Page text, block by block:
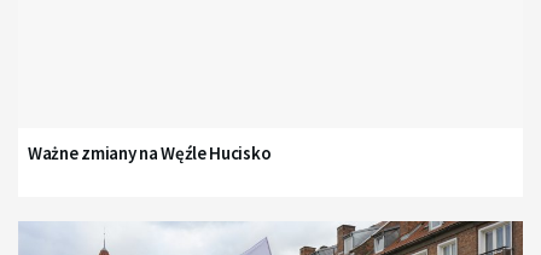
Ważne zmiany na Węźle Hucisko